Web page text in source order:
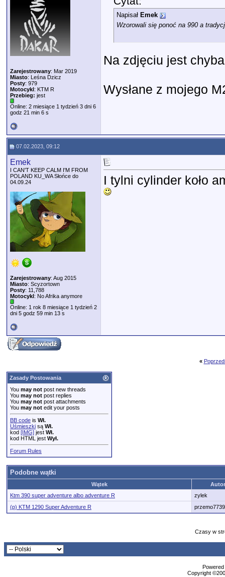
Zarejestrowany: Mar 2019
Miasto: Leśna Dzicz
Posty: 979
Motocykl: KTM R
Przebieg: jest
Online: 2 miesiące 1 tydzień 3 dni 6
godz 21 min 6 s
Napisał Emek
Wzorowali się ponoć na 990 a
Na zdjęciu jest
Wysłane z mojego
07.02.2023, 09:12
Emek
I CAN'T KEEP CALM I'M FROM
POLAND KU_WA Słońce do
04.09.24
Zarejestrowany: Aug 2015
Miasto: Scyzortown
Posty: 11,788
Motocykl: No Afrika anymore
Online: 1 rok 8 miesiące 1 tydzień 2
dni 5 godz 59 min 13 s
I tylni cylinder koło
«
Zasady Postowania
You may not post new threads
You may not post replies
You may not post attachments
You may not edit your posts
BB code is Wł.
Uśmieszki są Wł.
kod [IMG] jest Wł.
kod HTML jest Wył.
Forum Rules
Podobne wątki
Wątek
Ktm 390 super adventure albo adventure R
zylek
(p) KTM 1290 Super Adventure R
Czasy w
Copyright